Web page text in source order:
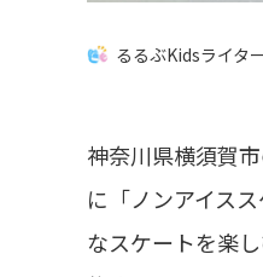
るるぶKidsライタ
神奈川県横須賀
に「ノンアイス
なスケートを楽